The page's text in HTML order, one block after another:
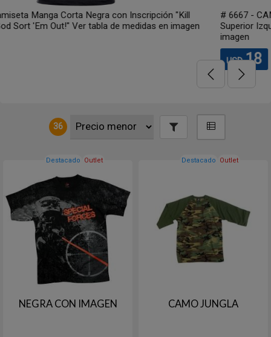
# 6667 - CAMISETA manga corta Camo Jungla con Bolsillo
Superior Izquierdo y Cuello Reforzado. Ver tabla de medidas en
36
Destacado Outlet
NEGRA CON IMAGEN
Destacado Outlet
CAMO JUNGLA